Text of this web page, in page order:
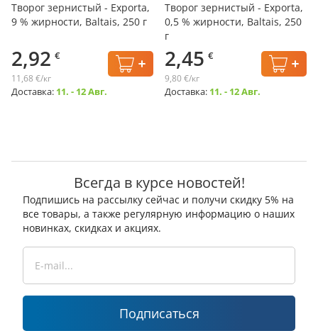
Творог зернистый - Exporta,
9 % жирности, Baltais, 250 г
2,92 €
11,68 €/кг
Доставка: 11. - 12 Авг.
Творог зернистый - Exporta,
0,5 % жирности, Baltais, 250
г
2,45 €
9,80 €/кг
Доставка: 11. - 12 Авг.
Всегда в курсе новостей!
Подпишись на рассылку сейчас и получи скидку 5% на
все товары, а также регулярную информацию о наших
новинках, скидках и акциях.
Подписаться